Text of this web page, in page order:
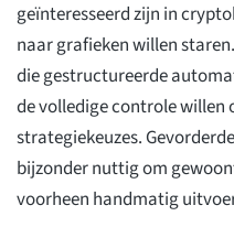
geïnteresseerd zijn in
naar grafieken willen
die gestructureerde
de volledige controle willen
strategiekeuzes.
bijzonder nuttig om
voorheen handmatig